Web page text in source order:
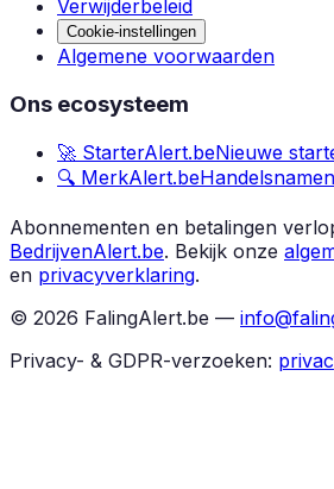
Verwijderbeleid
Cookie-instellingen
Algemene voorwaarden
Ons ecosysteem
🚀 StarterAlert.beNieuwe
🔍 MerkAlert.be
Abonnementen en betalingen
BedrijvenAlert.be. Bekijk onze
en privacyverklaring.
© 2026 FalingAlert.be —
Privacy- & GDPR-verzoeken: